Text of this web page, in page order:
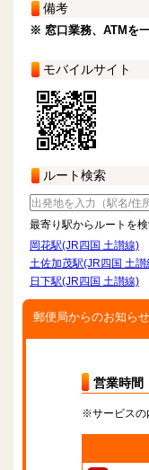
備考
※ 窓口業務、ATMを
モバイルサイト
ルート検索
最寄り駅からルートを
岡花駅(JR四国 土讃線)
土佐加茂駅(JR四国 土讃
日下駅(JR四国 土讃線)
郵便局からのお知らせ
営業時間
※サービスの